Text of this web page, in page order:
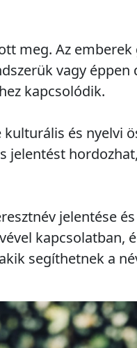
meg. Az
vagy éppen
kapcsolódik.
és nyelvi
jelentést
jelentése
kapcsolatban,
segíthetnek a